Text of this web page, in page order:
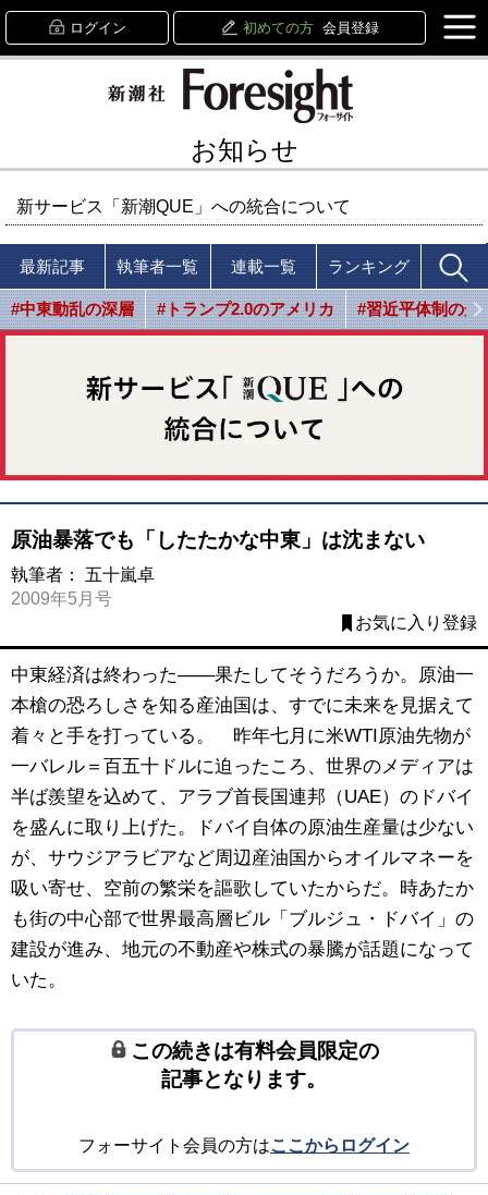
ログイン 初めての方 会員登録
お知らせ
新サービス「新潮QUE」への統合について
最新記事 執筆者一覧 連載一覧 ランキング
#中東動乱の深層 #トランプ2.0のアメリカ #習近平体制の光
原油暴落でも「したたかな中東」は沈まない
執筆者： 五十嵐卓
2009年5月号
お気に入り登録
中東経済は終わった――果たしてそうだろうか。原油一
本槍の恐ろしさを知る産油国は、すでに未来を見据えて
着々と手を打っている。 昨年七月に米WTI原油先物が
一バレル＝百五十ドルに迫ったころ、世界のメディアは
半ば羨望を込めて、アラブ首長国連邦（UAE）のドバイ
を盛んに取り上げた。ドバイ自体の原油生産量は少ない
が、サウジアラビアなど周辺産油国からオイルマネーを
吸い寄せ、空前の繁栄を謳歌していたからだ。時あたか
も街の中心部で世界最高層ビル「ブルジュ・ドバイ」の
建設が進み、地元の不動産や株式の暴騰が話題になって
いた。
この続きは有料会員限定の
記事となります。
フォーサイト会員の方はここからログイン